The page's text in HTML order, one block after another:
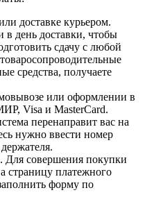
доставке курьером.
в день доставки, чтобы
сдачу с любой
средства, получаете
или оформлении в
Visa и MasterCard.
перенаправит вас на
нужно ввести номер
Для совершения покупки
страницу платежного
форму по